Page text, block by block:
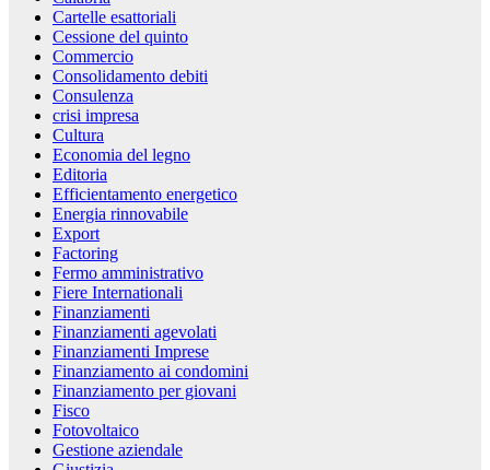
Cartelle esattoriali
Cessione del quinto
Commercio
Consolidamento debiti
Consulenza
crisi impresa
Cultura
Economia del legno
Editoria
Efficientamento energetico
Energia rinnovabile
Export
Factoring
Fermo amministrativo
Fiere Internationali
Finanziamenti
Finanziamenti agevolati
Finanziamenti Imprese
Finanziamento ai condomini
Finanziamento per giovani
Fisco
Fotovoltaico
Gestione aziendale